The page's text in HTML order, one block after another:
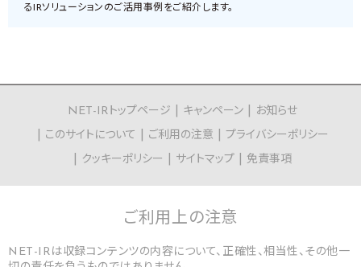
るIRソリューションのご活用事例をご紹介します。
NET-IRトップページ キャンペーン
お知らせ
このサイトについて
ご利用の注意
プライバシーポリシー
クッキーポリシー
サイトマップ 免責事項
ご利用上の注意
NET-IRは収録コンテンツの内容について、正確性、相当性、その他一